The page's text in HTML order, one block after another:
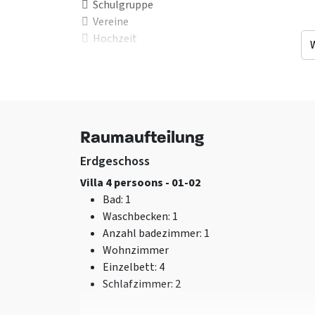
Brennholz zur
Verfügung
Wohnzimmer
Smart tv
Zentralheizung
WLAN
Klimaanlage
Schulgruppe
Vereine
Hochzeit
Jahren
Raumaufteilung
Erdgeschoss
Villa 4 persoons - 01-02
Bad: 1
Waschbecken: 1
Anzahl badezimmer: 1
Wohnzimmer
Einzelbett: 4
Schlafzimmer: 2